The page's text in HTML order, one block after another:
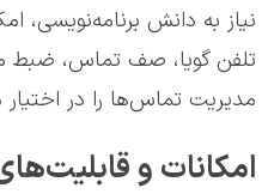
نیاز به دانش برنامه‌نویسی،
تلفن گویا، صف تماس، ضبط
مدیریت تماس‌ها را در